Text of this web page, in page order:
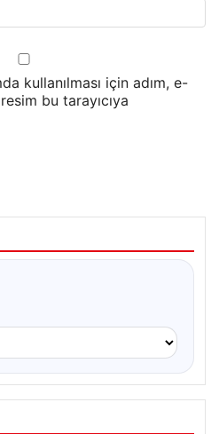
kullanılması için adım, e-
bu tarayıcıya